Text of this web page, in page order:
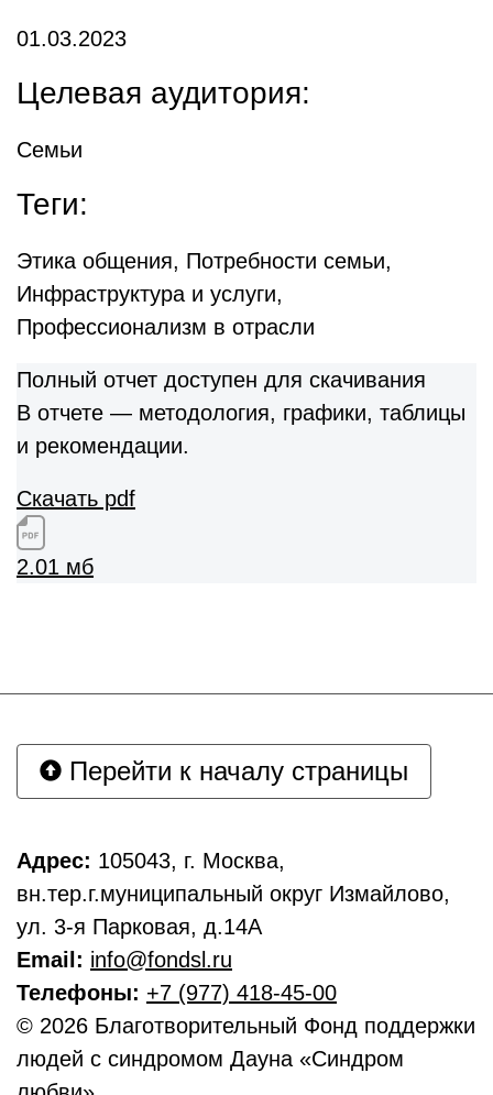
01.03.2023
Целевая аудитория:
Семьи
Теги:
Этика общения, Потребности семьи,
Инфраструктура и услуги,
Профессионализм в отрасли
Полный отчет доступен для скачивания
В отчете — методология, графики, таблицы
и рекомендации.
Скачать pdf
2.01 мб
Перейти к началу страницы
Адрес: 105043, г. Москва,
вн.тер.г.муниципальный округ Измайлово,
ул. 3-я Парковая, д.14А
Email: info@fondsl.ru
Телефоны: +7 (977) 418-45-00
© 2026 Благотворительный Фонд поддержки
людей с синдромом Дауна «Синдром